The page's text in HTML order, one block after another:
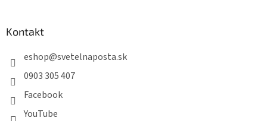
Kontakt
eshop@svetelnaposta.sk
0903 305 407
Facebook
YouTube